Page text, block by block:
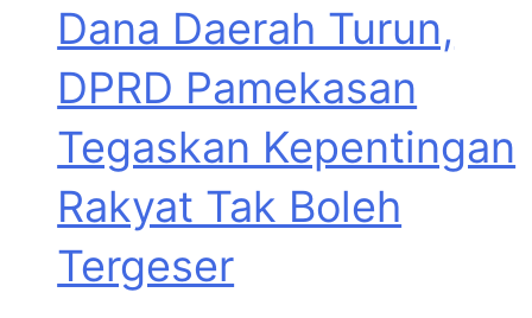
Dana Daerah Turun,
DPRD Pamekasan
Tegaskan Kepentingan
Rakyat Tak Boleh
Tergeser